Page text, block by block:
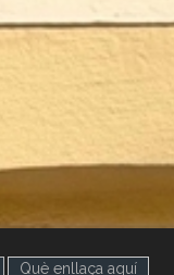
(pestanya activa)
Què enllaça aquí